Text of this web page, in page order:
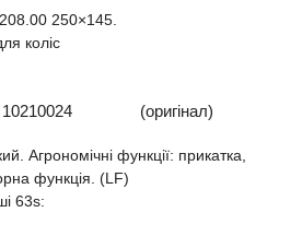
250×145.
коліс
10210024 (оригінал)
Агрономічні функції: прикатка,
функція. (LF)
63s: